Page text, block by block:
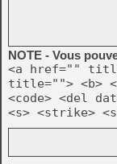
NOTE - Vous
<a href=""
title=""> <b>
<code> <del
<s> <strike>